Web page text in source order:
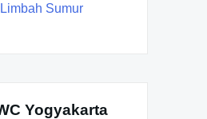
Sumur
Yogyakarta